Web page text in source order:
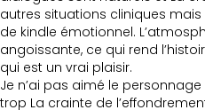
autres situations cliniques
de kindle émotionnel.
angoissante, ce qui rend
qui est un vrai plaisir.
Je n’ai pas aimé le
trop La crainte de